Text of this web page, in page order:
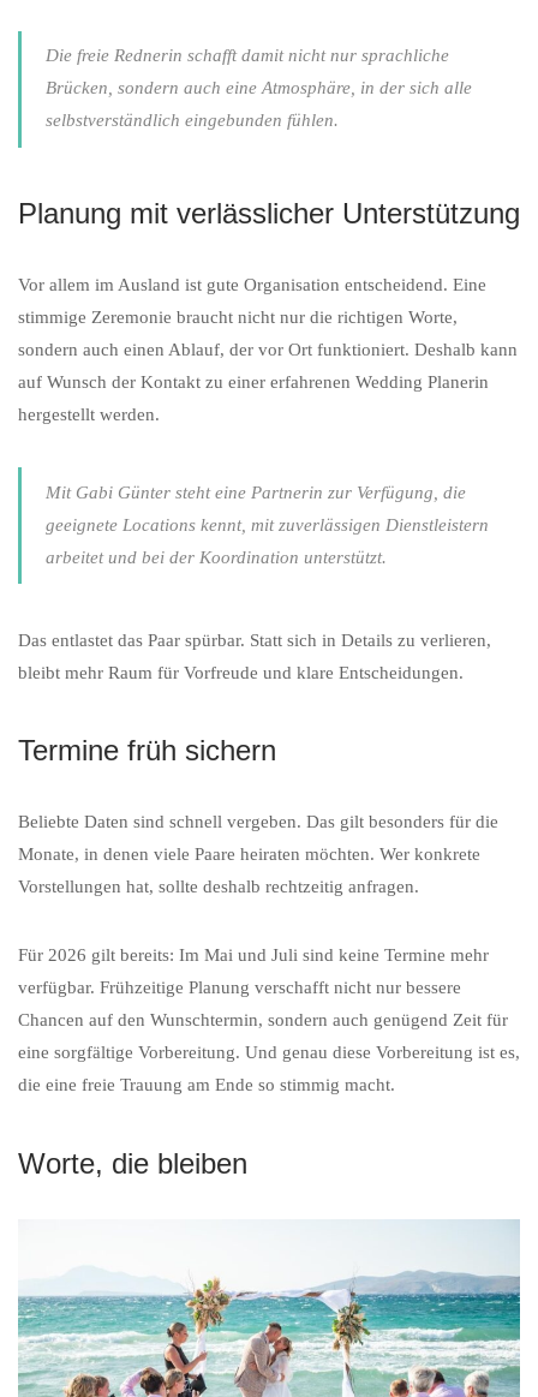
Die freie Rednerin schafft damit nicht nur sprachliche
Brücken, sondern auch eine Atmosphäre, in der sich alle
selbstverständlich eingebunden fühlen.
Planung mit verlässlicher Unterstützung
Vor allem im Ausland ist gute Organisation entscheidend. Eine
stimmige Zeremonie braucht nicht nur die richtigen Worte,
sondern auch einen Ablauf, der vor Ort funktioniert. Deshalb kann
auf Wunsch der Kontakt zu einer erfahrenen Wedding Planerin
hergestellt werden.
Mit Gabi Günter steht eine Partnerin zur Verfügung, die
geeignete Locations kennt, mit zuverlässigen Dienstleistern
arbeitet und bei der Koordination unterstützt.
Das entlastet das Paar spürbar. Statt sich in Details zu verlieren,
bleibt mehr Raum für Vorfreude und klare Entscheidungen.
Termine früh sichern
Beliebte Daten sind schnell vergeben. Das gilt besonders für die
Monate, in denen viele Paare heiraten möchten. Wer konkrete
Vorstellungen hat, sollte deshalb rechtzeitig anfragen.
Für 2026 gilt bereits: Im Mai und Juli sind keine Termine mehr
verfügbar. Frühzeitige Planung verschafft nicht nur bessere
Chancen auf den Wunschtermin, sondern auch genügend Zeit für
eine sorgfältige Vorbereitung. Und genau diese Vorbereitung ist es,
die eine freie Trauung am Ende so stimmig macht.
Worte, die bleiben